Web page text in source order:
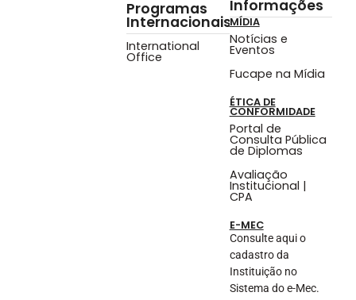
Programas
Internacionais
International
Office
Informações
MÍDIA
Notícias e
Eventos
Fucape na Mídia
ÉTICA DE
CONFORMIDADE
Portal de
Consulta Pública
de Diplomas
Avaliação
Institucional |
CPA
E-MEC
Consulte aqui o
cadastro da
Instituição no
Sistema do e-Mec.